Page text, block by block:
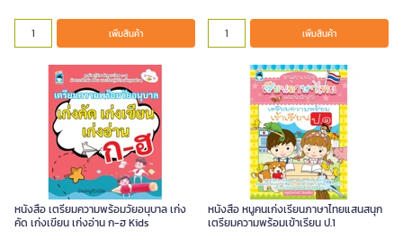
เพิ่มสินค้า เพิ่มสินค้า
หนังสือ เตรียมความพร้อมวัยอนุบาล เก่ง
คัด เก่งเขียน เก่งอ่าน ก-ฮ Kids
หนังสือ หนูคนเก่งเรียนภาษาไทยแสนสนุก
เตรียมความพร้อมเข้าเรียน ป.1